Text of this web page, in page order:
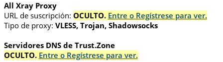
All Xray Proxy
URL de suscripción: OCULTO. Entre o Regístrese para ver.
Tipo de proxy: VLESS, Trojan, Shadowsocks
Servidores DNS de Trust.Zone
OCULTO. Entre o Regístrese para ver.